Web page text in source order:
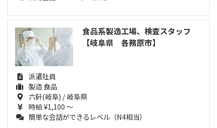
食品系製造工場、検査スタッフ
【岐阜県 各務原市】
派遣社員
製造 食品
六軒(岐阜) / 岐阜県
時給 ¥1,100 ～
簡単な会話ができるレベル（N4相当）